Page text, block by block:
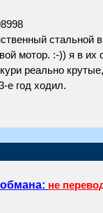
мотор. :-)) я в
реально
е год ходил.
обмана: не